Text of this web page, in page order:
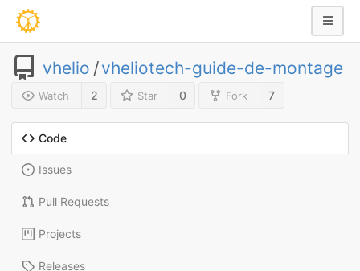
vhelio /vheliotech-guide-de-montage
Watch 2 Star 0 Fork 7
Code
Issues
Pull Requests
Projects
Releases